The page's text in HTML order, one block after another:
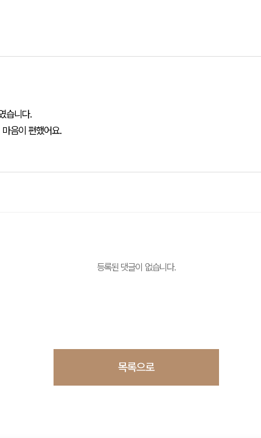
습니다.
음이 편했어요.
등록된 댓글이 없습니다.
목록으로